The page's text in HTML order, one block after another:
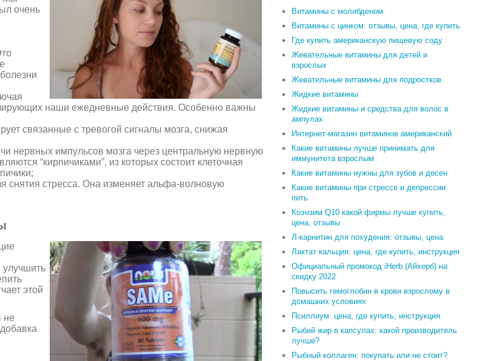
очень
наши ежедневные действия. Особенно важны
связанные с тревогой сигналы мозга, снижая
нервных импульсов мозга через центральную нервную
“кирпичиками”, из которых состоит клеточная
снятия стресса. Она изменяет альфа-волновую
улучшить
этой
не
Витамины с молибденом
Витамины с цинком: отзывы, цена, где купить
Где купить американскую пищевую соду
Жевательные витамины для детей и
взрослых
Жевательные витамины для подростков
Жидкие витамины
Жидкие витамины и средства для волос в
ампулах
Интернет-магазин витаминов американский
Какие витамины лучше принимать для
иммунитета взрослым
Какие витамины нужны для зубов и десен
Какие витамины при стрессе и депрессии
пить
Коэнзим Q10 какой фирмы лучше купить,
цена, отзывы
Л-карнитин для похудения: отзывы, цена
Лактат кальция: цена, где купить, инструкция
Официальный промокод iHerb (Айхерб) на
скидку 2022
Повысить гемоглобин в крови взрослому в
домашних условиях
Псиллиум: цена, где купить, инструкция
Рыбий жир в капсулах: какой производитель
лучше?
Рыбный коллаген: покупать или не стоит?